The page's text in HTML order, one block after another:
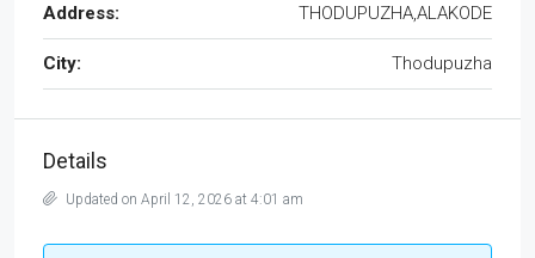
Address: THODUPUZHA,ALAKODE
City: Thodupuzha
Details
Updated on April 12, 2026 at 4:01 am